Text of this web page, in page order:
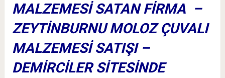
MALZEMESİ SATAN FİRMA –
ZEYTİNBURNU MOLOZ ÇUVALI
MALZEMESİ SATIŞI –
DEMİRCİLER SİTESİNDE